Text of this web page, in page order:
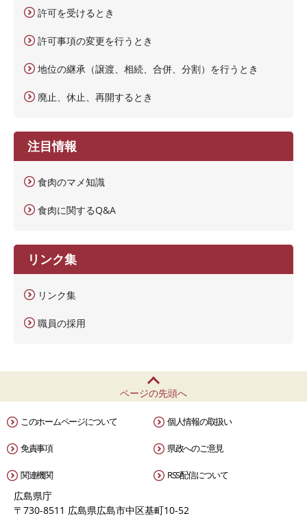
許可を受けるとき
許可事項の変更を行うとき
地位の継承（譲渡、相続、合併、分割）を行うとき
廃止、休止、再開するとき
注目情報
食肉のマメ知識
食肉に関するQ&A
リンク集
リンク集
職員の採用
ページの先頭へ
このホームページについて 個人情報の取扱い
免責事項 県政へのご意見
関連機関 RSS配信について
広島県庁
〒730-8511 広島県広島市中区基町10-52